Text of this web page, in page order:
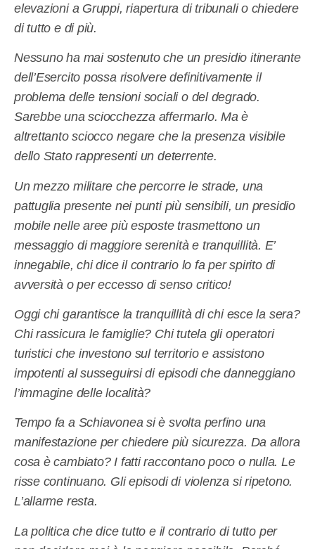
elevazioni a Gruppi, riapertura di tribunali o chiedere
di tutto e di più.
Nessuno ha mai sostenuto che un presidio itinerante
dell’Esercito possa risolvere definitivamente il
problema delle tensioni sociali o del degrado.
Sarebbe una sciocchezza affermarlo. Ma è
altrettanto sciocco negare che la presenza visibile
dello Stato rappresenti un deterrente.
Un mezzo militare che percorre le strade, una
pattuglia presente nei punti più sensibili, un presidio
mobile nelle aree più esposte trasmettono un
messaggio di maggiore serenità e tranquillità. E’
innegabile, chi dice il contrario lo fa per spirito di
avversità o per eccesso di senso critico!
Oggi chi garantisce la tranquillità di chi esce la sera?
Chi rassicura le famiglie? Chi tutela gli operatori
turistici che investono sul territorio e assistono
impotenti al susseguirsi di episodi che danneggiano
l’immagine delle località?
Tempo fa a Schiavonea si è svolta perfino una
manifestazione per chiedere più sicurezza. Da allora
cosa è cambiato? I fatti raccontano poco o nulla. Le
risse continuano. Gli episodi di violenza si ripetono.
L’allarme resta.
La politica che dice tutto e il contrario di tutto per